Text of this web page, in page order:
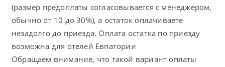
(размер предоплаты согласовывается с менеджером,
обычно от 10 до 30%), а остаток оплачиваете
незадолго до приезда. Оплата остатка по приезду
возможна для отелей Евпатории
Обращаем внимание, что такой вариант оплаты